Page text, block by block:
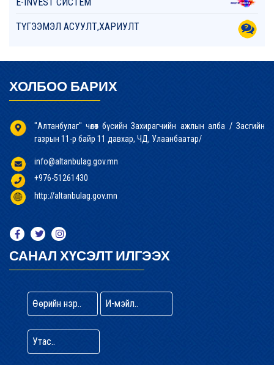
ТҮГЭЭМЭЛ АСУУЛТ,ХАРИУЛТ
ХОЛБОО БАРИХ
"Алтанбулаг" чөлөөт бүсийн Захирагчийн ажлын алба / Засгийн
газрын 11-р байр 11 давхар, ЧД, Улаанбаатар/
info@altanbulag.gov.mn
+976-51261430
http://altanbulag.gov.mn
САНАЛ ХҮСЭЛТ ИЛГЭЭХ